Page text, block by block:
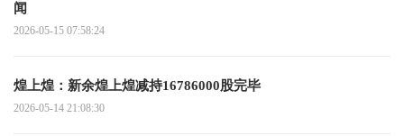
闻
2026-05-15 07:58:24
煌上煌：新余煌上煌减持16786000股完毕
2026-05-14 21:08:30